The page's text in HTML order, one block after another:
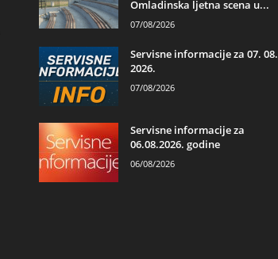
Omladinska ljetna scena u...
07/08/2026
Servisne informacije za 07. 08.
2026.
07/08/2026
Servisne informacije za
06.08.2026. godine
06/08/2026